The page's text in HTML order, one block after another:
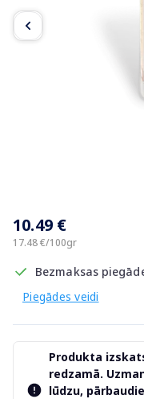
10.49 €
17.48 €/100gr
Bezmaksas
Piegādes veidi
Produkta
redzamā.
lūdzu,